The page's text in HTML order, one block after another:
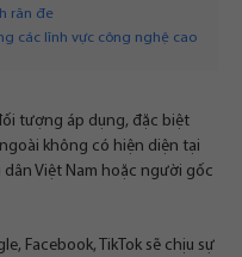
răn đe
các lĩnh vực công nghệ cao
tượng áp dụng, đặc biệt
không có hiện diện tại
Việt Nam hoặc người gốc
Facebook, TikTok sẽ chịu sự